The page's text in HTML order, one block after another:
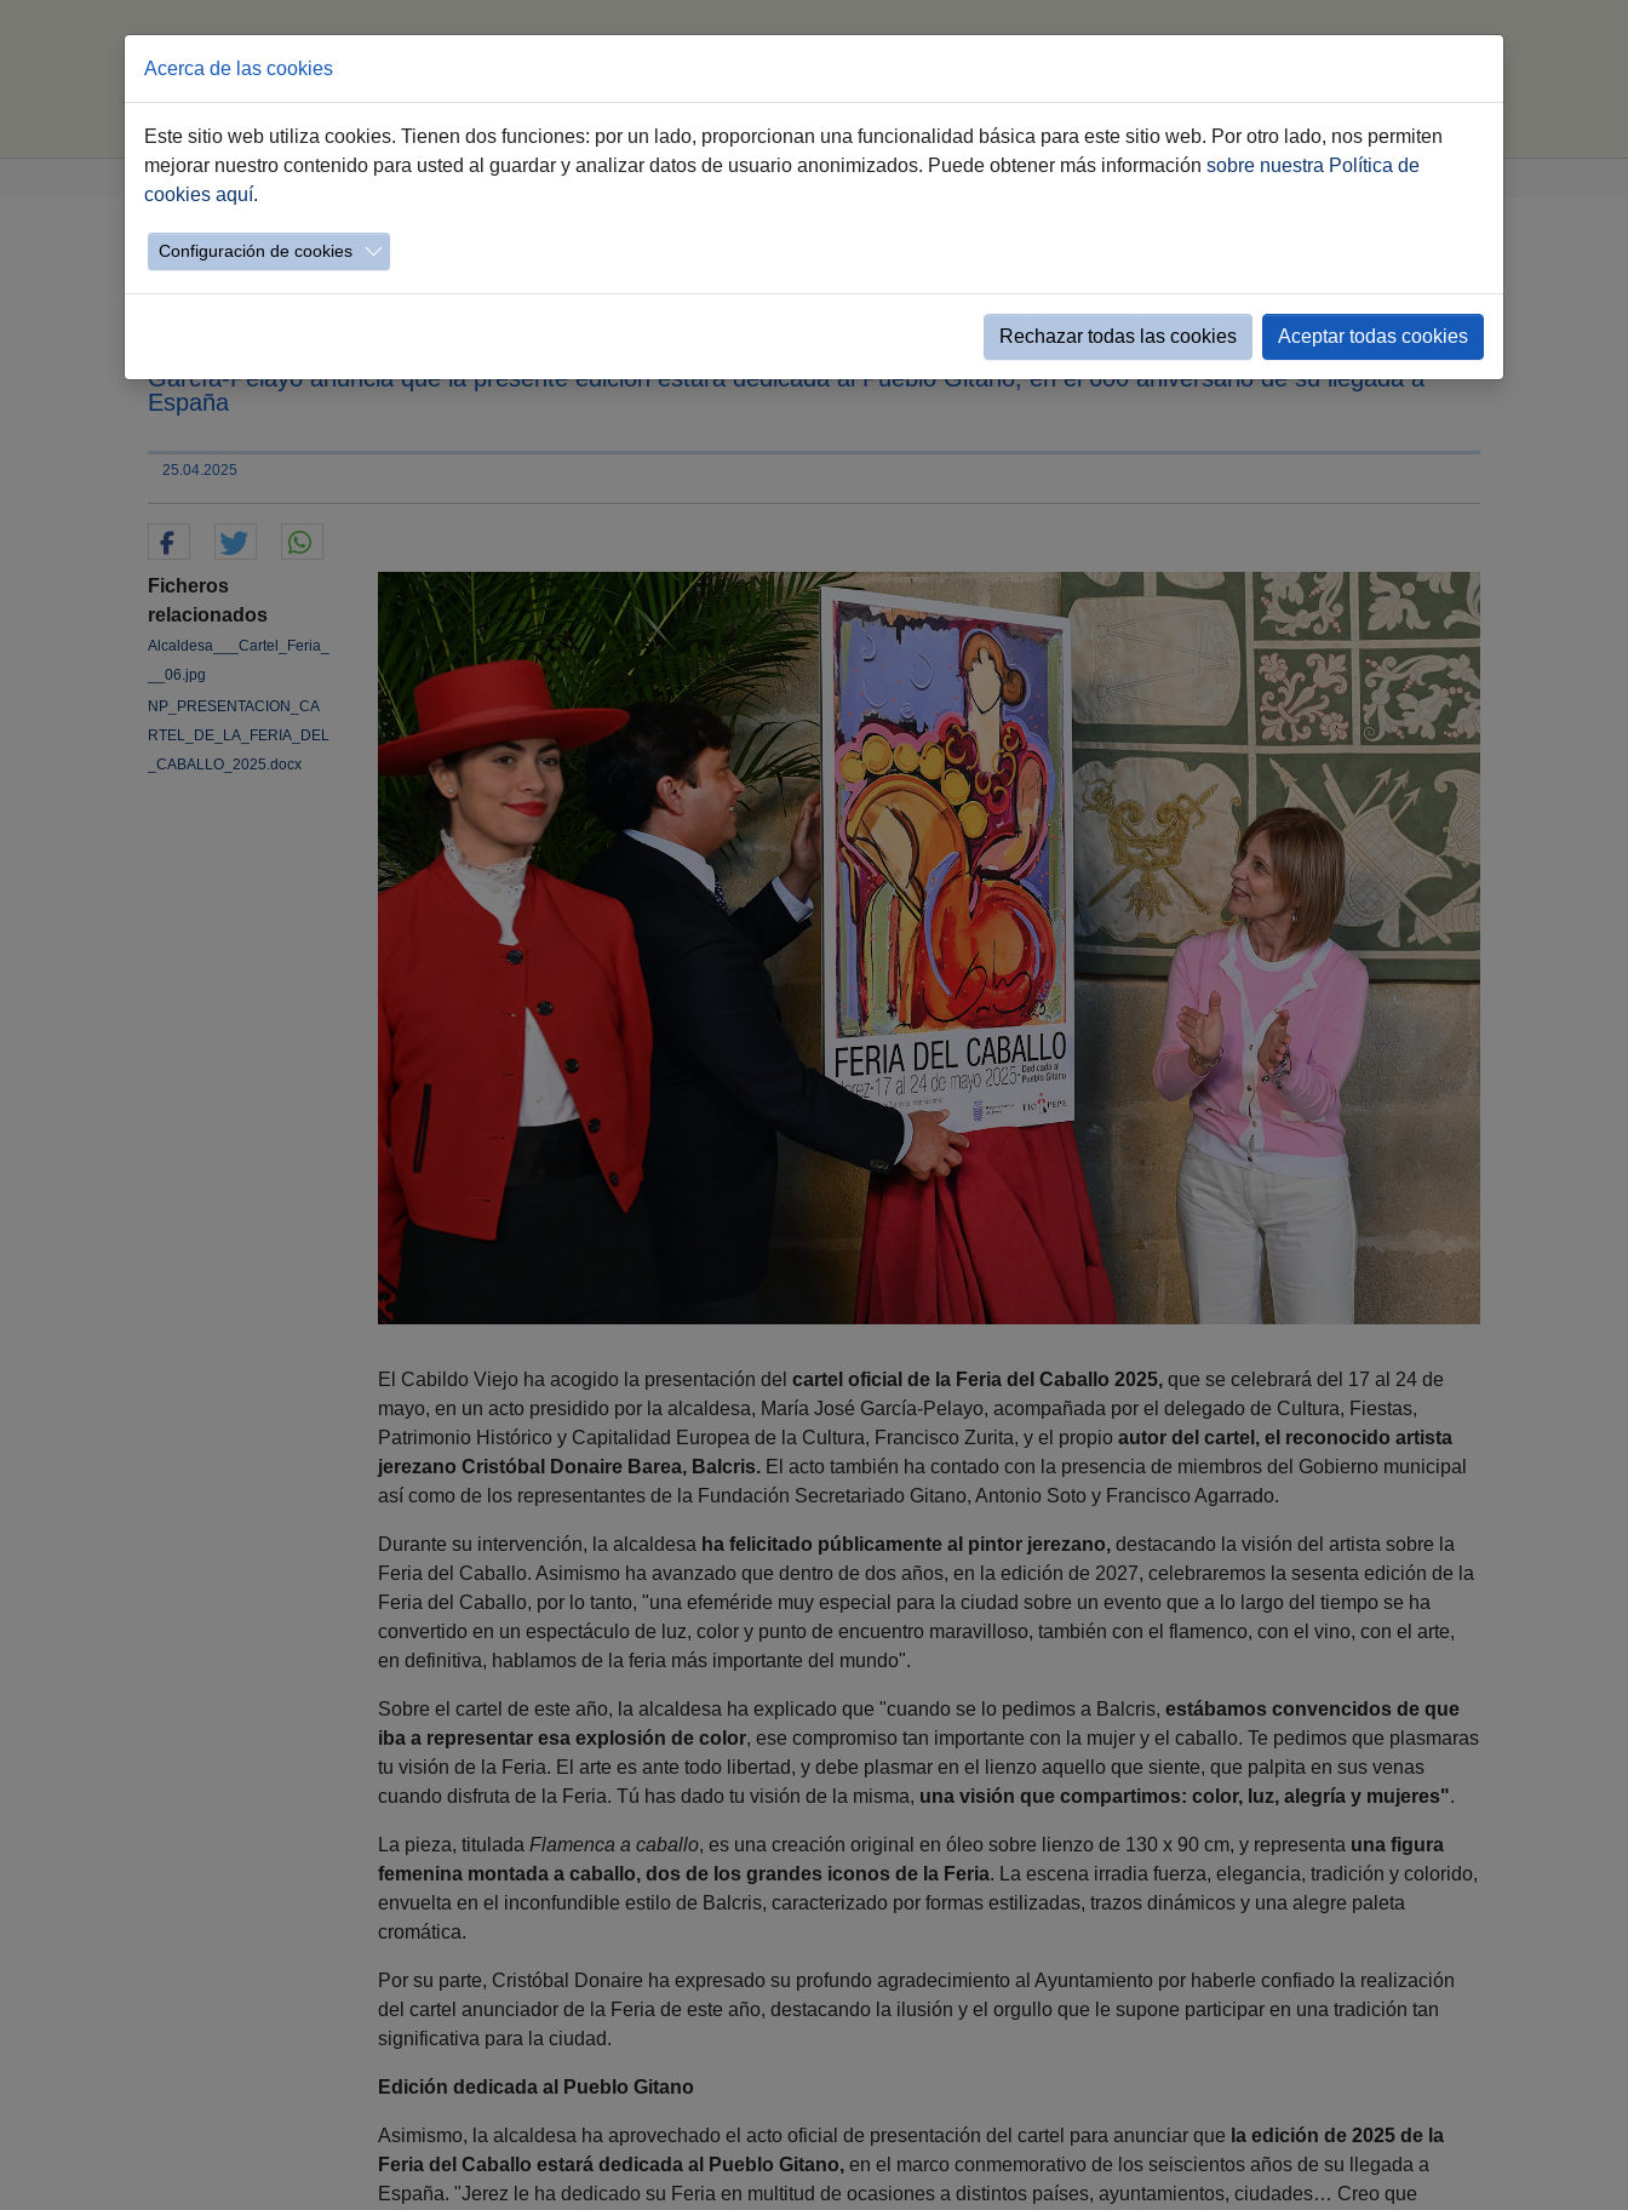
Jerez.es Especiales Feria Jerez 2026 Noticia simple Feria
La alcaldesa presenta el cartel de la Feria del Caballo 2025 y felicita a
García-Pelayo anuncia que la presente edición estará dedicada al Pueblo Gitano, en el 600 aniversario de su llegada a
España
25.04.2025
Ficheros
relacionados
Alcaldesa___Cartel_Feria_
__06.jpg
NP_PRESENTACION_CA
RTEL_DE_LA_FERIA_DEL
_CABALLO_2025.docx
El Cabildo Viejo ha acogido la presentación del cartel oficial de la Feria del Caballo 2025, que se celebrará del 17 al 24 de
mayo, en un acto presidido por la alcaldesa, María José García-Pelayo, acompañada por el delegado de Cultura, Fiestas,
Patrimonio Histórico y Capitalidad Europea de la Cultura, Francisco Zurita, y el propio autor del cartel, el reconocido artista
jerezano Cristóbal Donaire Barea, Balcris. El acto también ha contado con la presencia de miembros del Gobierno municipal
así como de los representantes de la Fundación Secretariado Gitano, Antonio Soto y Francisco Agarrado.
Durante su intervención, la alcaldesa ha felicitado públicamente al pintor jerezano, destacando la visión del artista sobre la
Feria del Caballo. Asimismo ha avanzado que dentro de dos años, en la edición de 2027, celebraremos la sesenta edición de la
Feria del Caballo, por lo tanto, "una efeméride muy especial para la ciudad sobre un evento que a lo largo del tiempo se ha
convertido en un espectáculo de luz, color y punto de encuentro maravilloso, también con el flamenco, con el vino, con el arte,
en definitiva, hablamos de la feria más importante del mundo".
Sobre el cartel de este año, la alcaldesa ha explicado que "cuando se lo pedimos a Balcris, estábamos convencidos de que
iba a representar esa explosión de color, ese compromiso tan importante con la mujer y el caballo. Te pedimos que plasmaras
tu visión de la Feria. El arte es ante todo libertad, y debe plasmar en el lienzo aquello que siente, que palpita en sus venas
cuando disfruta de la Feria. Tú has dado tu visión de la misma, una visión que compartimos: color, luz, alegría y mujeres".
La pieza, titulada Flamenca a caballo, es una creación original en óleo sobre lienzo de 130 x 90 cm, y representa una figura
femenina montada a caballo, dos de los grandes iconos de la Feria. La escena irradia fuerza, elegancia, tradición y colorido,
envuelta en el inconfundible estilo de Balcris, caracterizado por formas estilizadas, trazos dinámicos y una alegre paleta
cromática.
Por su parte, Cristóbal Donaire ha expresado su profundo agradecimiento al Ayuntamiento por haberle confiado la realización
del cartel anunciador de la Feria de este año, destacando la ilusión y el orgullo que le supone participar en una tradición tan
significativa para la ciudad.
Edición dedicada al Pueblo Gitano
Asimismo, la alcaldesa ha aprovechado el acto oficial de presentación del cartel para anunciar que la edición de 2025 de la
Feria del Caballo estará dedicada al Pueblo Gitano, en el marco conmemorativo de los seiscientos años de su llegada a
España. "Jerez le ha dedicado su Feria en multitud de ocasiones a distintos países, ayuntamientos, ciudades… Creo que
Acerca de las cookies
Este sitio web utiliza cookies. Tienen dos funciones: por un lado, proporcionan una funcionalidad básica para este sitio web. Por otro lado, nos permiten
mejorar nuestro contenido para usted al guardar y analizar datos de usuario anonimizados. Puede obtener más información sobre nuestra Política de
cookies aquí.
Configuración de cookies
Rechazar todas las cookies Aceptar todas cookies